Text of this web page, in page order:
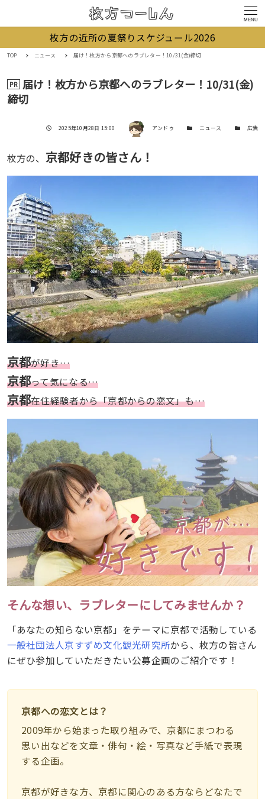
MENU
枚方の近所の夏祭りスケジュール2026
TOP ニュース 届け！枚方から京都へのラブレター！10/31(金)締切
PR
届け！枚方から京都へのラブレター！10/31(金)
締切
投稿日
2025年10月28日 15:00 著者 アンドゥ カテゴリー
ニュース カテゴリー
広告
枚方の、 京都好きの皆さん！
京都が好き…
京都って気になる…
京都在住経験者から「京都からの恋文」も…
そんな想い、ラブレターにしてみませんか？
「あなたの知らない京都」をテーマに京都で活動している
一般社団法人京すずめ文化観光研究所から、枚方の皆さん
にぜひ参加していただきたい公募企画のご紹介です！
京都への恋文とは？
2009年から始まった取り組みで、京都にまつわる
思い出などを文章・俳句・絵・写真など手紙で表現
する企画。
京都が好きな方、京都に関心のある方ならどなたで